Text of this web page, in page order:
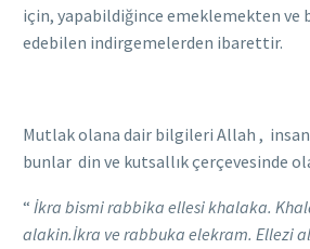
için, yapabildiğince emeklemekten ve
edebilen indirgemelerden ibarettir.
Mutlak olana dair bilgileri Allah ,
bunlar din ve kutsallık çerçevesinde
“ İkra bismi rabbika ellesi khalaka.
alakin.İkra ve rabbuka elekram. Ellezi